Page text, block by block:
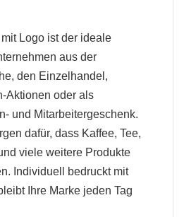
Logo ist der ideale
aus der
den Einzelhandel,
Aktionen oder als
und Mitarbeitergeschenk.
dafür, dass Kaffee, Tee,
viele weitere Produkte
Individuell bedruckt mit
Ihre Marke jeden Tag